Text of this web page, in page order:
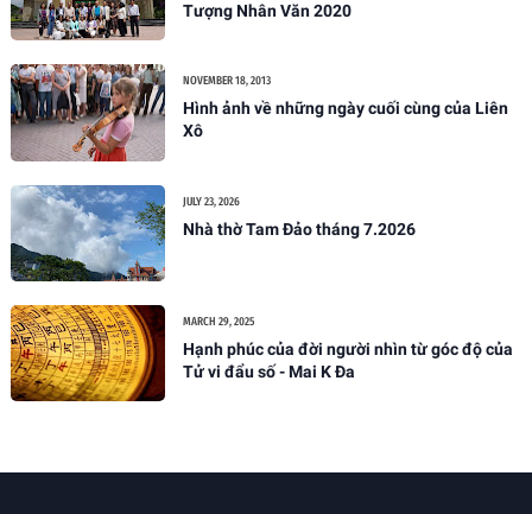
Tượng Nhân Văn 2020
NOVEMBER 18, 2013
Hình ảnh về những ngày cuối cùng của Liên
Xô
JULY 23, 2026
Nhà thờ Tam Đảo tháng 7.2026
MARCH 29, 2025
Hạnh phúc của đời người nhìn từ góc độ của
Tử vi đẩu số - Mai K Đa